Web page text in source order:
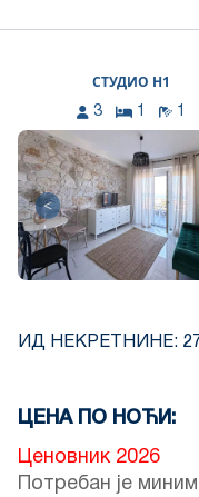
СТУДИО Н1
3 1 1
<
ИД НЕКРЕТНИНЕ:
ЦЕНА ПО НОЋИ:
Ценовник 2026
Потребан је